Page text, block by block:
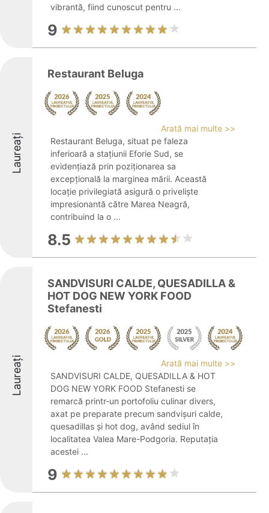
vibrantă, fiind cunoscut pentru ...
9
Laureați
Restaurant Beluga
Arată mai multe >>
Restaurant Beluga, situat pe faleza
inferioară a stațiunii Eforie Sud, se
evidențiază prin poziționarea sa
excepțională la marginea mării. Această
locație privilegiată asigură o priveliște
impresionantă către Marea Neagră,
contribuind la o ...
8.5
Laureați
SANDVISURI CALDE, QUESADILLA &
HOT DOG NEW YORK FOOD
Stefanesti
Arată mai multe >>
SANDVISURI CALDE, QUESADILLA & HOT
DOG NEW YORK FOOD Stefanesti se
remarcă printr-un portofoliu culinar divers,
axat pe preparate precum sandvișuri calde,
quesadillas și hot dog, având sediul în
localitatea Valea Mare-Podgoria. Reputația
acestei ...
9